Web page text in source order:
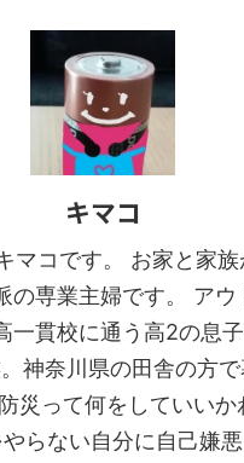
キマコ
マコです。 お家と家族
の専業主婦です。 アウ
一貫校に通う高2の息
神奈川県の田舎の方
災って何をしていいか
らない自分に自己嫌悪